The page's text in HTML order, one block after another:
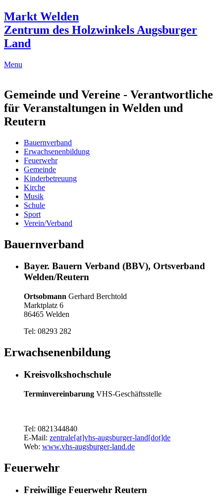
Markt Welden
Zentrum des Holzwinkels Augsburger
Land
Menu
Gemeinde und Vereine - Verantwortliche
für Veranstaltungen in Welden und
Reutern
Bauernverband
Erwachsenenbildung
Feuerwehr
Gemeinde
Kinderbetreuung
Kirche
Musik
Schule
Sport
Verein/Verband
Bauernverband
Bayer. Bauern Verband (BBV), Ortsverband
Welden/Reutern
Ortsobmann Gerhard Berchtold
Marktplatz 6
86465 Welden
Tel: 08293 282
Erwachsenenbildung
Kreisvolkshochschule
Terminvereinbarung VHS-Geschäftsstelle
Tel: 0821344840
E-Mail: zentrale[at]vhs-augsburger-land[dot]de
Web: www.vhs-augsburger-land.de
Feuerwehr
Freiwillige Feuerwehr Reutern